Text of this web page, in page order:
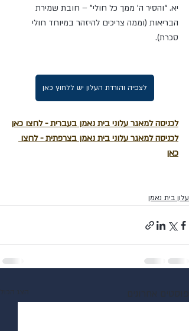
יא. “והסיר ה’ ממך כל חולי” – חובת שמירת
הבריאות (וממה צריכים להיזהר במיוחד חולי
סכרת).
לצפיה והורדת העלון יש ללחוץ כאן
לכניסה למאגר עלוני בית נאמן בעברית - לחצו כאן
לכניסה למאגר עלוני בית נאמן בצרפתית - לחצו
כאן
עלון בית נאמן